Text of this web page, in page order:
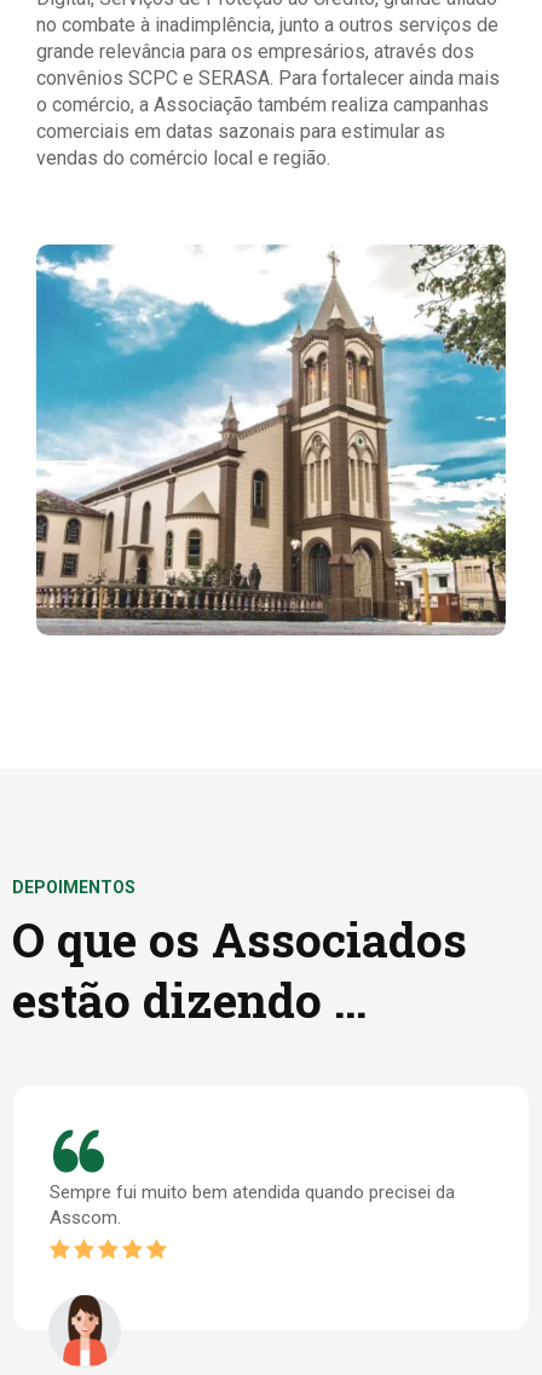
no combate à inadimplência, junto a outros serviços de
grande relevância para os empresários, através dos
convênios SCPC e SERASA. Para fortalecer ainda mais
o comércio, a Associação também realiza campanhas
comerciais em datas sazonais para estimular as
vendas do comércio local e região.
DEPOIMENTOS
O que os Associados
estão dizendo ...
Sempre fui muito bem atendida quando precisei da
Asscom.